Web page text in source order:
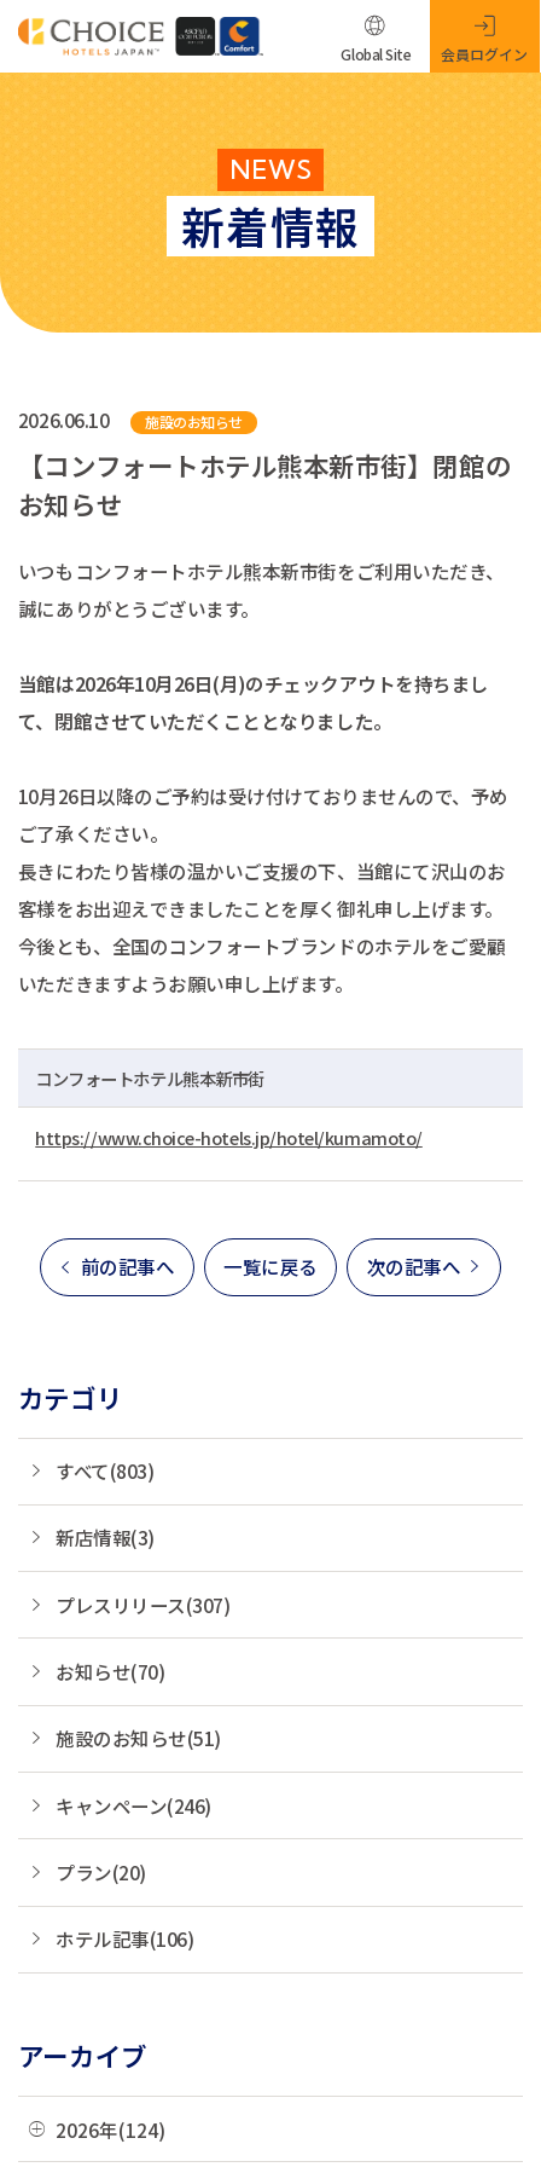
NEWS
新着情報
Global Site 会員ログイン
2026.06.10 施設のお知らせ
【コンフォートホテル熊本新市街】閉館の
お知らせ
いつもコンフォートホテル熊本新市街をご利用いただき、
誠にありがとうございます。
当館は2026年10月26日(月)のチェックアウトを持ちまし
て、閉館させていただくこととなりました。
10月26日以降のご予約は受け付けておりませんので、予め
ご了承ください。
長きにわたり皆様の温かいご支援の下、当館にて沢山のお
客様をお出迎えできましたことを厚く御礼申し上げます。
今後とも、全国のコンフォートブランドのホテルをご愛顧
いただきますようお願い申し上げます。
コンフォートホテル熊本新市街
https://www.choice-hotels.jp/hotel/kumamoto/
前の記事へ 一覧に戻る 次の記事へ
カテゴリ
すべて(803)
新店情報(3)
プレスリリース(307)
お知らせ(70)
施設のお知らせ(51)
キャンペーン(246)
プラン(20)
ホテル記事(106)
アーカイブ
2026年(124)